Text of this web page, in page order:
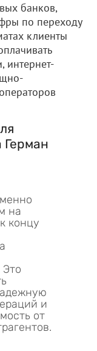
банков,
по переходу
клиенты
интернет-
Герман
на
концу
Это
и
от